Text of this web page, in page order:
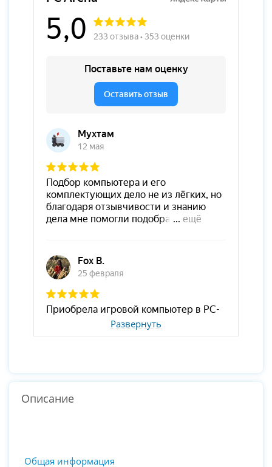
Развернуть
Описание
Общая информация